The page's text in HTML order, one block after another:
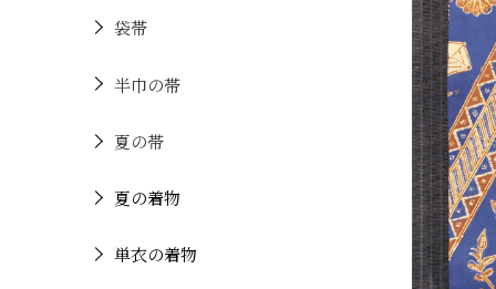
袋帯
半巾の帯
夏の帯
夏の着物
単衣の着物